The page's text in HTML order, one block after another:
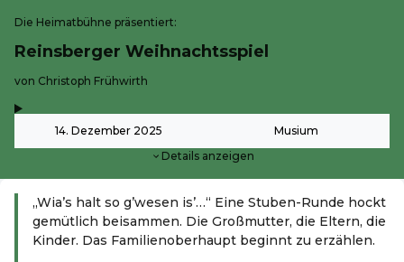
Die Heimatbühne präsentiert:
Reinsberger Weihnachtsspiel
-
von Christoph Frühwirth
14. Dezember 2025 Musium
Details anzeigen
„Wia’s halt so g’wesen is’…“ Eine Stuben-Runde hockt
gemütlich beisammen. Die Großmutter, die Eltern, die
Kinder. Das Familienoberhaupt beginnt zu erzählen.